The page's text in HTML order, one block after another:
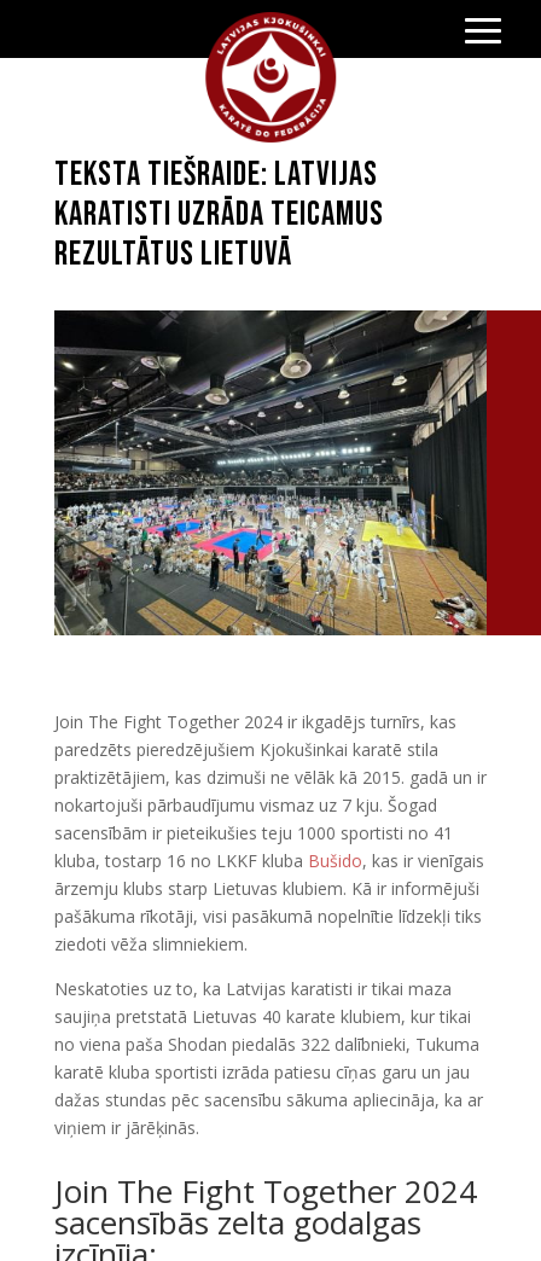
Teksta tiešraide: Latvijas
karatisti uzrāda teicamus
rezultātus Lietuvā
Join The Fight Together 2024 ir ikgadējs turnīrs, kas
paredzēts pieredzējušiem Kjokušinkai karatē stila
praktizētājiem, kas dzimuši ne vēlāk kā 2015. gadā un ir
nokartojuši pārbaudījumu vismaz uz 7 kju. Šogad
sacensībām ir pieteikušies teju 1000 sportisti no 41
kluba, tostarp 16 no LKKF kluba Bušido, kas ir vienīgais
ārzemju klubs starp Lietuvas klubiem. Kā ir informējuši
pašākuma rīkotāji, visi pasākumā nopelnītie līdzekļi tiks
ziedoti vēža slimniekiem.
Neskatoties uz to, ka Latvijas karatisti ir tikai maza
saujiņa pretstatā Lietuvas 40 karate klubiem, kur tikai
no viena paša Shodan piedalās 322 dalībnieki, Tukuma
karatē kluba sportisti izrāda patiesu cīņas garu un jau
dažas stundas pēc sacensību sākuma apliecināja, ka ar
viņiem ir jārēķinās.
Join The Fight Together 2024
sacensībās zelta godalgas